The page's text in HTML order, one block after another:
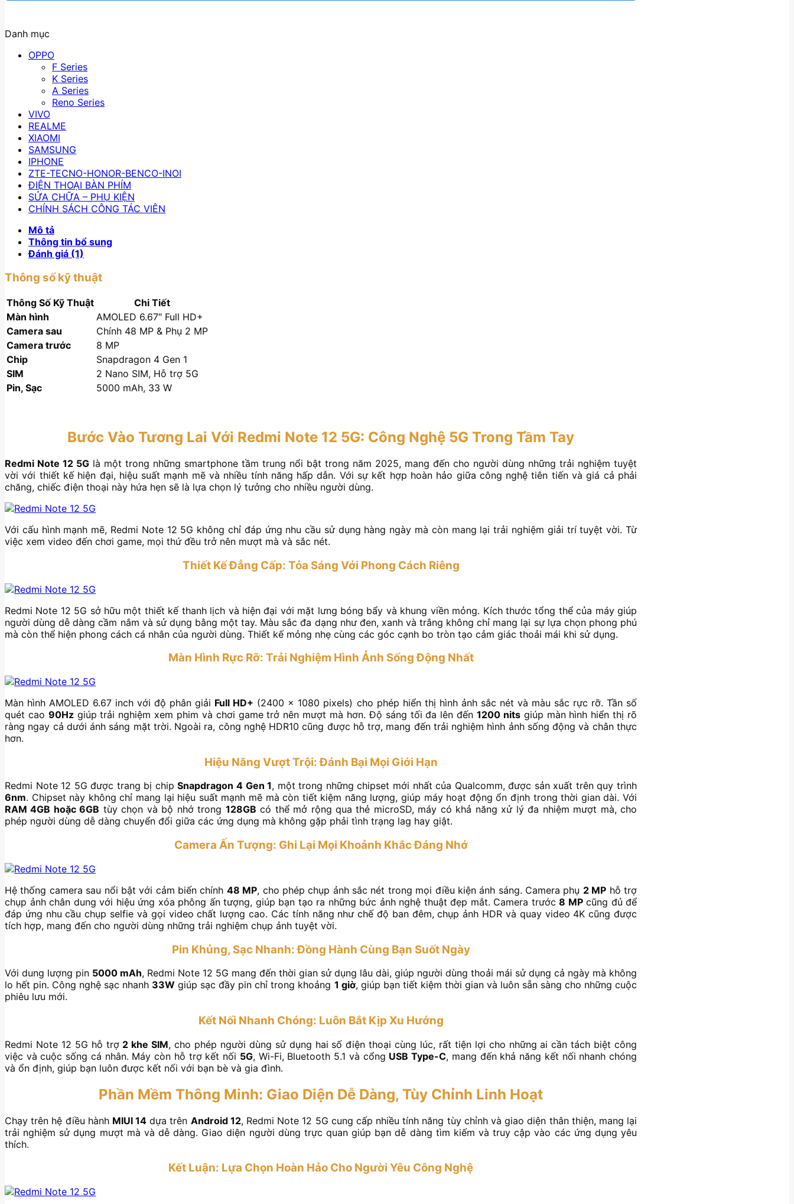
Danh mục
OPPO
F Series
K Series
A Series
Reno Series
VIVO
REALME
XIAOMI
SAMSUNG
IPHONE
ZTE-TECNO-HONOR-BENCO-INOI
ĐIỆN THOẠI BÀN PHÍM
SỬA CHỮA – PHỤ KIỆN
CHÍNH SÁCH CÔNG TÁC VIÊN
Mô tả
Thông tin bổ sung
Đánh giá (1)
Thông số kỹ thuật
Thông Số Kỹ Thuật
Chi Tiết
Màn hình
AMOLED 6.67″ Full HD+
Camera sau
Chính 48 MP & Phụ 2 MP
Camera trước
8 MP
Chip
Snapdragon 4 Gen 1
SIM
2 Nano SIM, Hỗ trợ 5G
Pin, Sạc
5000 mAh, 33 W
Bước Vào Tương Lai Với Redmi Note 12 5G: Công Nghệ 5G Trong Tầm Tay
Redmi Note 12 5G là một trong những smartphone tầm trung nổi bật trong năm 2025, mang đến cho người dùng những trải nghiệm tuyệt
vời với thiết kế hiện đại, hiệu suất mạnh mẽ và nhiều tính năng hấp dẫn. Với sự kết hợp hoàn hảo giữa công nghệ tiên tiến và giá cả phải
chăng, chiếc điện thoại này hứa hẹn sẽ là lựa chọn lý tưởng cho nhiều người dùng.
Với cấu hình mạnh mẽ, Redmi Note 12 5G không chỉ đáp ứng nhu cầu sử dụng hàng ngày mà còn mang lại trải nghiệm giải trí tuyệt vời. Từ
việc xem video đến chơi game, mọi thứ đều trở nên mượt mà và sắc nét.
Thiết Kế Đẳng Cấp: Tỏa Sáng Với Phong Cách Riêng
Redmi Note 12 5G sở hữu một thiết kế thanh lịch và hiện đại với mặt lưng bóng bẩy và khung viền mỏng. Kích thước tổng thể của máy giúp
người dùng dễ dàng cầm nắm và sử dụng bằng một tay. Màu sắc đa dạng như đen, xanh và trắng không chỉ mang lại sự lựa chọn phong phú
mà còn thể hiện phong cách cá nhân của người dùng. Thiết kế mỏng nhẹ cùng các góc cạnh bo tròn tạo cảm giác thoải mái khi sử dụng.
Màn Hình Rực Rỡ: Trải Nghiệm Hình Ảnh Sống Động Nhất
Màn hình AMOLED 6.67 inch với độ phân giải Full HD+ (2400 x 1080 pixels) cho phép hiển thị hình ảnh sắc nét và màu sắc rực rỡ. Tần số
quét cao 90Hzgiúp trải nghiệm xem phim và chơi game trở nên mượt mà hơn. Độ sáng tối đa lên đến 1200 nitsgiúp màn hình hiển thị rõ
ràng ngay cả dưới ánh sáng mặt trời. Ngoài ra, công nghệ HDR10 cũng được hỗ trợ, mang đến trải nghiệm hình ảnh sống động và chân thực
hơn.
Hiệu Năng Vượt Trội: Đánh Bại Mọi Giới Hạn
Redmi Note 12 5G được trang bị chipSnapdragon 4 Gen 1, một trong những chipset mới nhất của Qualcomm, được sản xuất trên quy trình
6nm. Chipset này không chỉ mang lại hiệu suất mạnh mẽ mà còn tiết kiệm năng lượng, giúp máy hoạt động ổn định trong thời gian dài. Với
RAM 4GB hoặc 6GB tùy chọn và bộ nhớ trong 128GB có thể mở rộng qua thẻ microSD, máy có khả năng xử lý đa nhiệm mượt mà, cho
phép người dùng dễ dàng chuyển đổi giữa các ứng dụng mà không gặp phải tình trạng lag hay giật.
Camera Ấn Tượng: Ghi Lại Mọi Khoảnh Khắc Đáng Nhớ
Hệ thống camera sau nổi bật với cảm biến chính 48 MP, cho phép chụp ảnh sắc nét trong mọi điều kiện ánh sáng. Camera phụ 2 MP hỗ trợ
chụp ảnh chân dung với hiệu ứng xóa phông ấn tượng, giúp bạn tạo ra những bức ảnh nghệ thuật đẹp mắt. Camera trước 8 MPcũng đủ để
đáp ứng nhu cầu chụp selfie và gọi video chất lượng cao. Các tính năng như chế độ ban đêm, chụp ảnh HDR và quay video 4K cũng được
tích hợp, mang đến cho người dùng những trải nghiệm chụp ảnh tuyệt vời.
Pin Khủng, Sạc Nhanh: Đồng Hành Cùng Bạn Suốt Ngày
Với dung lượng pin 5000 mAh, Redmi Note 12 5G mang đến thời gian sử dụng lâu dài, giúp người dùng thoải mái sử dụng cả ngày mà không
lo hết pin. Công nghệ sạc nhanh 33W giúp sạc đầy pin chỉ trong khoảng 1 giờ, giúp bạn tiết kiệm thời gian và luôn sẵn sàng cho những cuộc
phiêu lưu mới.
Kết Nối Nhanh Chóng: Luôn Bắt Kịp Xu Hướng
Redmi Note 12 5G hỗ trợ 2 khe SIM, cho phép người dùng sử dụng hai số điện thoại cùng lúc, rất tiện lợi cho những ai cần tách biệt công
việc và cuộc sống cá nhân. Máy còn hỗ trợ kết nối 5G, Wi-Fi, Bluetooth 5.1 và cổng USB Type-C, mang đến khả năng kết nối nhanh chóng
và ổn định, giúp bạn luôn được kết nối với bạn bè và gia đình.
Phần Mềm Thông Minh: Giao Diện Dễ Dàng, Tùy Chỉnh Linh Hoạt
Chạy trên hệ điều hành MIUI 14 dựa trên Android 12, Redmi Note 12 5G cung cấp nhiều tính năng tùy chỉnh và giao diện thân thiện, mang lại
trải nghiệm sử dụng mượt mà và dễ dàng. Giao diện người dùng trực quan giúp bạn dễ dàng tìm kiếm và truy cập vào các ứng dụng yêu
thích.
Kết Luận: Lựa Chọn Hoàn Hảo Cho Người Yêu Công Nghệ